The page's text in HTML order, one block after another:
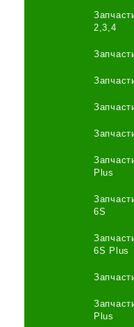
2,3,4
Plus
6S
6S Plus
Plus